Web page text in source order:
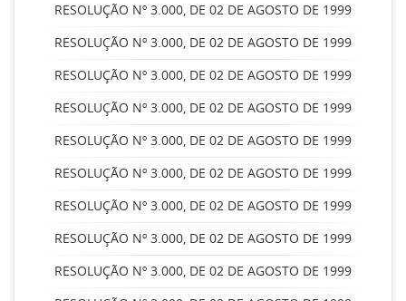
RESOLUÇÃO Nº 3.000, DE 02 DE AGOSTO DE 1999
RESOLUÇÃO Nº 3.000, DE 02 DE AGOSTO DE 1999
RESOLUÇÃO Nº 3.000, DE 02 DE AGOSTO DE 1999
RESOLUÇÃO Nº 3.000, DE 02 DE AGOSTO DE 1999
RESOLUÇÃO Nº 3.000, DE 02 DE AGOSTO DE 1999
RESOLUÇÃO Nº 3.000, DE 02 DE AGOSTO DE 1999
RESOLUÇÃO Nº 3.000, DE 02 DE AGOSTO DE 1999
RESOLUÇÃO Nº 3.000, DE 02 DE AGOSTO DE 1999
RESOLUÇÃO Nº 3.000, DE 02 DE AGOSTO DE 1999